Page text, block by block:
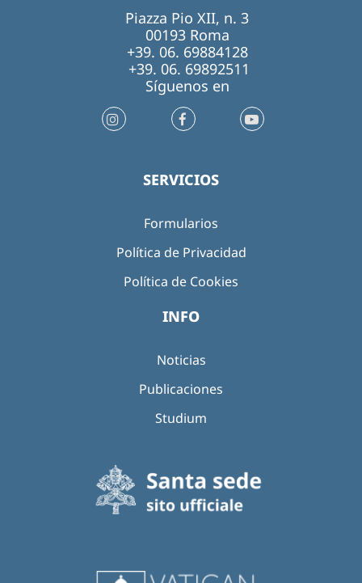
Piazza Pio XII, n. 3
00193 Roma
+39. 06. 69884128
+39. 06. 69892511
Síguenos en
SERVICIOS
Formularios
Política de Privacidad
Política de Cookies
INFO
Noticias
Publicaciones
Studium